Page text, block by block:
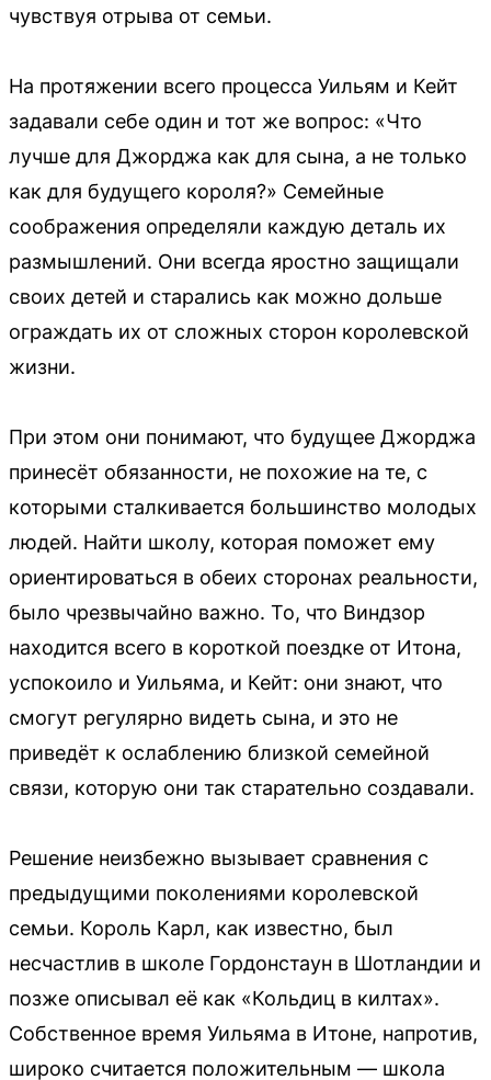
чувствуя отрыва от семьи.
На протяжении всего процесса Уильям и Кейт
задавали себе один и тот же вопрос: «Что
лучше для Джорджа как для сына, а не только
как для будущего короля?» Семейные
соображения определяли каждую деталь их
размышлений. Они всегда яростно защищали
своих детей и старались как можно дольше
ограждать их от сложных сторон королевской
жизни.
При этом они понимают, что будущее Джорджа
принесёт обязанности, не похожие на те, с
которыми сталкивается большинство молодых
людей. Найти школу, которая поможет ему
ориентироваться в обеих сторонах реальности,
было чрезвычайно важно. То, что Виндзор
находится всего в короткой поездке от Итона,
успокоило и Уильяма, и Кейт: они знают, что
смогут регулярно видеть сына, и это не
приведёт к ослаблению близкой семейной
связи, которую они так старательно создавали.
Решение неизбежно вызывает сравнения с
предыдущими поколениями королевской
семьи. Король Карл, как известно, был
несчастлив в школе Гордонстаун в Шотландии и
позже описывал её как «Кольдиц в килтах».
Собственное время Уильяма в Итоне, напротив,
широко считается положительным — школа